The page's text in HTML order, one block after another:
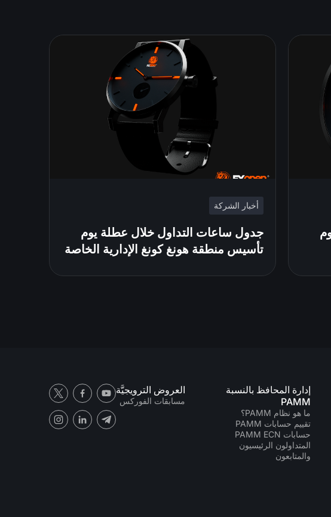
أخبار الشركة
جدول ساعات التداول خلال عطلة يوم
تأسيس منطقة هونغ كونغ الإدارية الخاصة
إدارة المحافظ بالنسبة
PAMM
ما هو نظام PAMM؟
تقييم حسابات PAMM
حسابات PAMM ECN
المتداولون الرئيسيون
والمتابعون
العروض الترويجيَّة
مسابقات الفوركس